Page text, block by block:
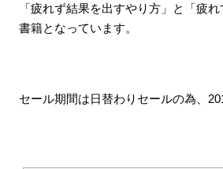
「疲れず結果を出すやり方」と「疲
書籍となっています。
セール期間は日替わりセールの為、